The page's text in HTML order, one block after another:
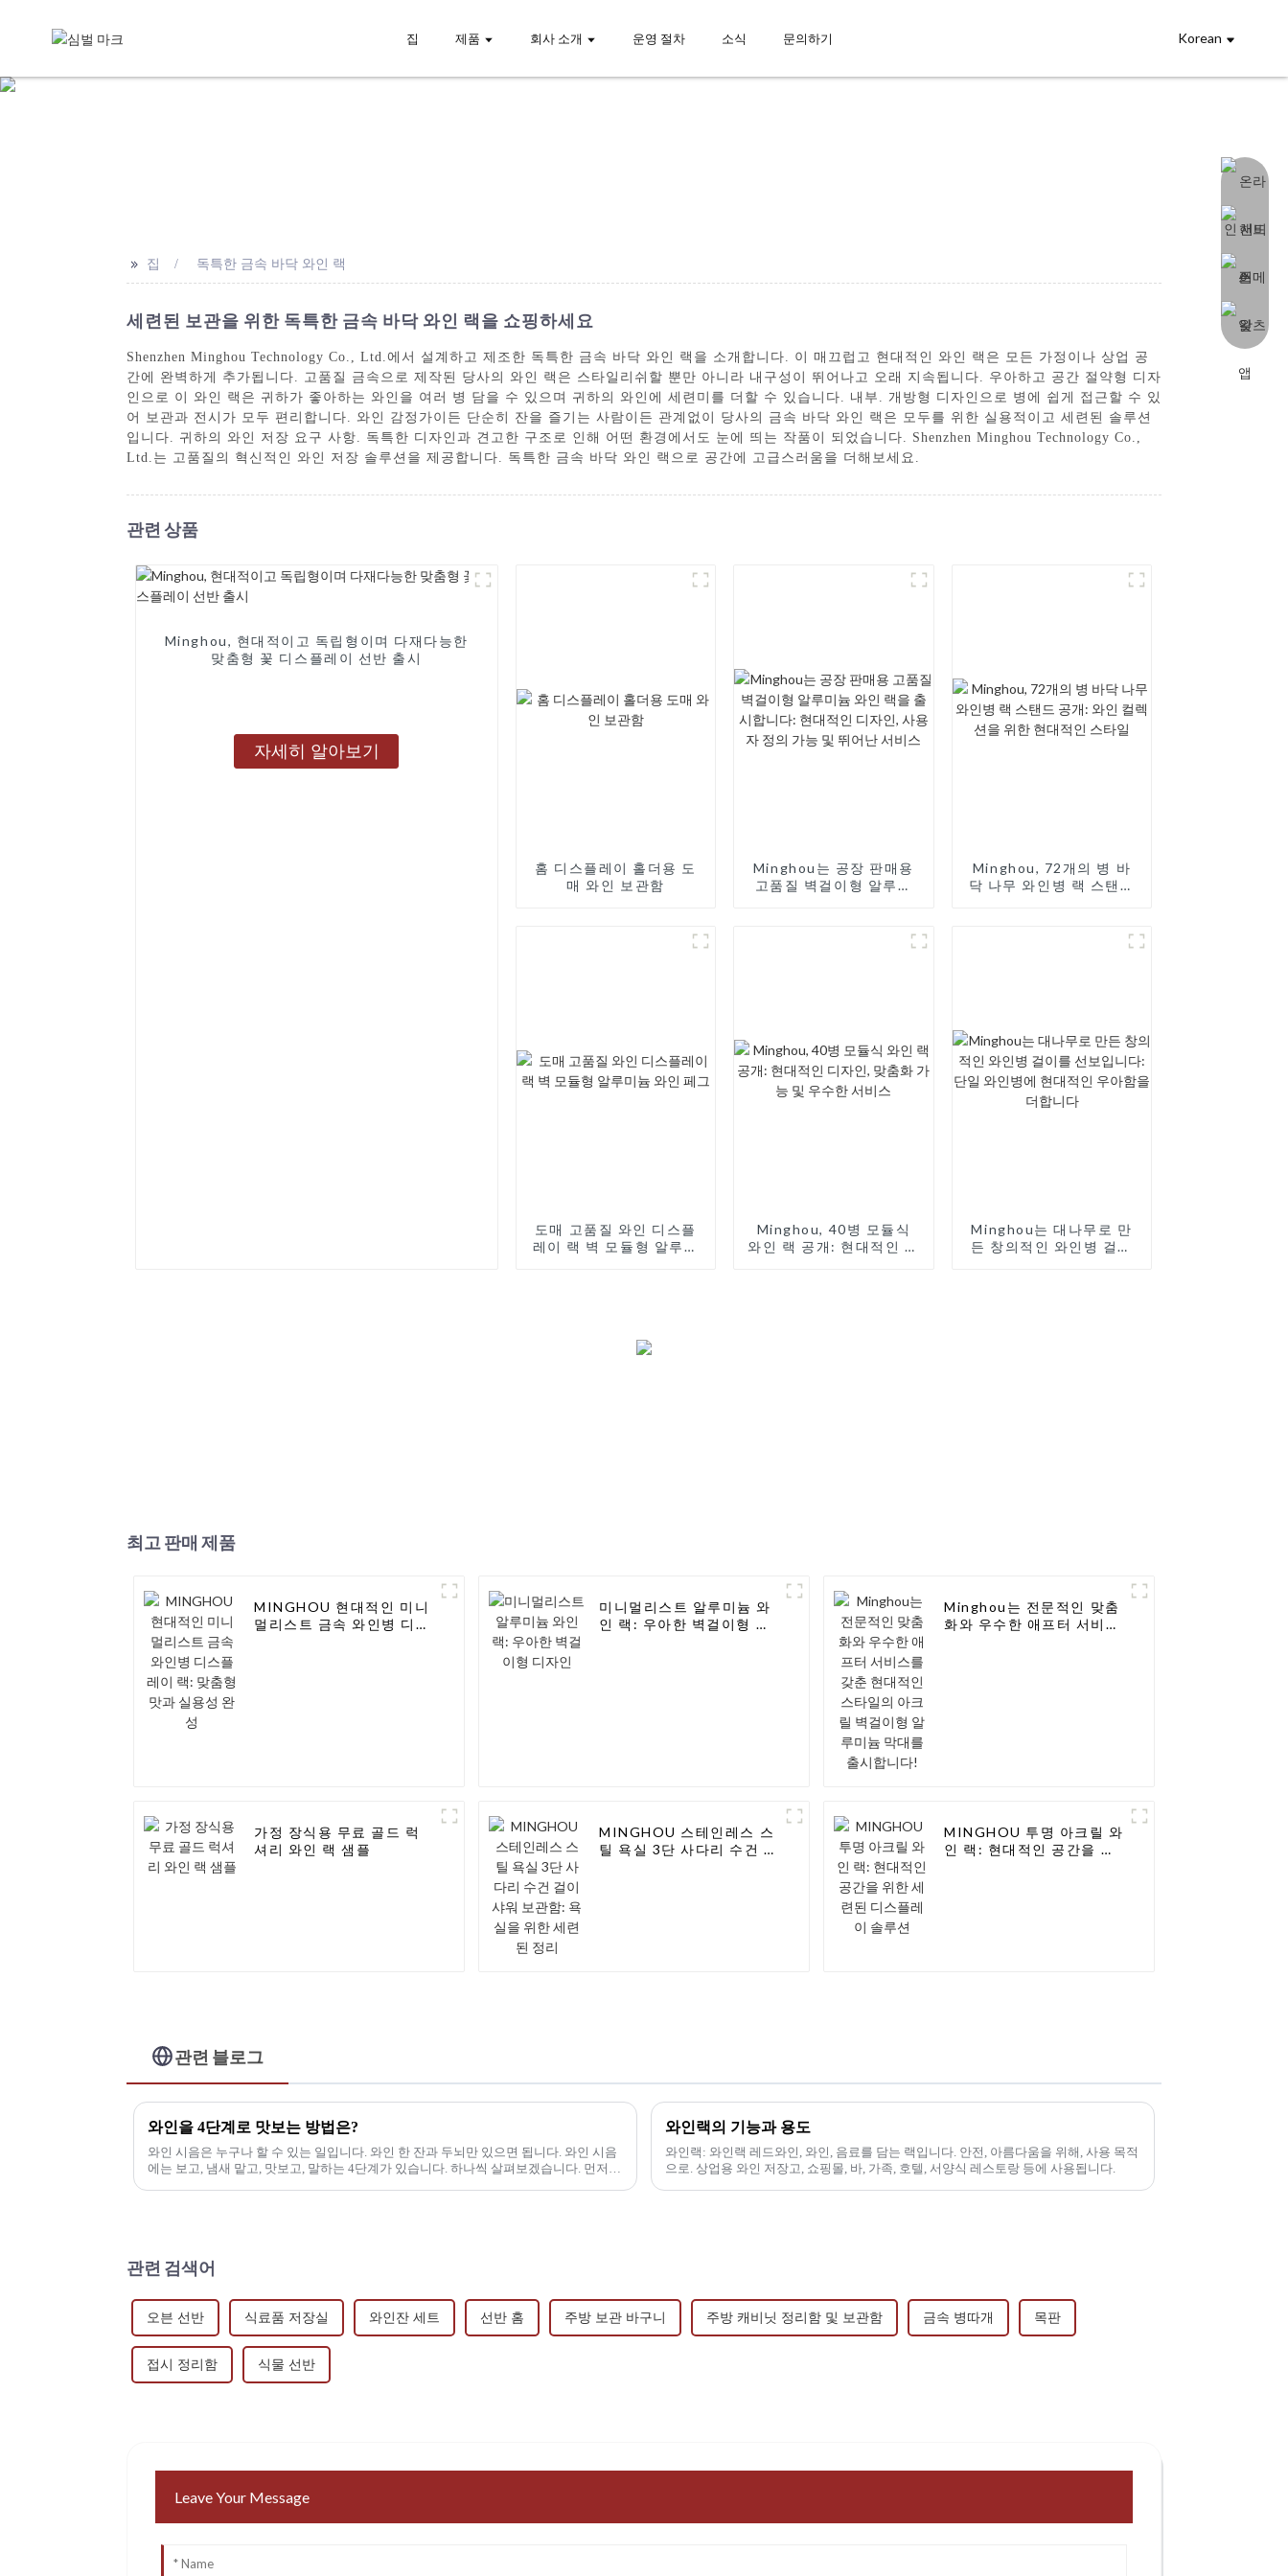
집 제품 회사 소개 운영 절차 소식 문의하기 Korean
>> 집 독특한 금속 바닥 와인 랙
세련된 보관을 위한 독특한 금속 바닥 와인 랙을 쇼핑하세요
Shenzhen Minghou Technology Co., Ltd.에서 설계하고 제조한 독특한 금속 바닥 와인 랙을 소개합니다. 이 매끄럽고 현대적인 와인 랙은 모든 가정이나 상업 공
간에 완벽하게 추가됩니다. 고품질 금속으로 제작된 당사의 와인 랙은 스타일리쉬할 뿐만 아니라 내구성이 뛰어나고 오래 지속됩니다. 우아하고 공간 절약형 디자
인으로 이 와인 랙은 귀하가 좋아하는 와인을 여러 병 담을 수 있으며 귀하의 와인에 세련미를 더할 수 있습니다. 내부. 개방형 디자인으로 병에 쉽게 접근할 수 있
어 보관과 전시가 모두 편리합니다. 와인 감정가이든 단순히 잔을 즐기는 사람이든 관계없이 당사의 금속 바닥 와인 랙은 모두를 위한 실용적이고 세련된 솔루션
입니다. 귀하의 와인 저장 요구 사항. 독특한 디자인과 견고한 구조로 인해 어떤 환경에서도 눈에 띄는 작품이 되었습니다. Shenzhen Minghou Technology Co.,
Ltd.는 고품질의 혁신적인 와인 저장 솔루션을 제공합니다. 독특한 금속 바닥 와인 랙으로 공간에 고급스러움을 더해보세요.
관련 상품
Minghou, 현대적이고 독립형이며 다재다능한
맞춤형 꽃 디스플레이 선반 출시
자세히 알아보기
홈 디스플레이 홀더용 도
매 와인 보관함
Minghou는 공장 판매용
고품질 벽걸이형 알루미
정의 가능 및 뛰어난 서비
Minghou, 72개의 병 바
닥 나무 와인병 랙 스탠드
도매 고품질 와인 디스플
레이 랙 벽 모듈형 알루미
Minghou, 40병 모듈식
와인 랙 공개: 현대적인 디
Minghou는 대나무로 만
든 창의적인 와인병 걸이
최고 판매 제품
MINGHOU 현대적인 미니
멀리스트 금속 와인병 디스
미니멀리스트 알루미늄 와
인 랙: 우아한 벽걸이형 디
Minghou는 전문적인 맞춤
화와 우수한 애프터 서비스
가정 장식용 무료 골드 럭
셔리 와인 랙 샘플
MINGHOU 스테인레스 스
틸 욕실 3단 사다리 수건 걸
MINGHOU 투명 아크릴 와
인 랙: 현대적인 공간을 위
관련 블로그
와인을 4단계로 맛보는 방법은?
와인 시음은 누구나 할 수 있는 일입니다. 와인 한 잔과 두뇌만 있으면 됩니다. 와인 시음
에는 보고, 냄새 맡고, 맛보고, 말하는 4단계가 있습니다. 하나씩 살펴보겠습니다. 먼저
와인랙의 기능과 용도
와인랙: 와인랙 레드와인, 와인, 음료를 담는 랙입니다. 안전, 아름다움을 위해, 사용 목적
으로. 상업용 와인 저장고, 쇼핑몰, 바, 가족, 호텔, 서양식 레스토랑 등에 사용됩니다.
관련 검색어
오븐 선반 식료품 저장실 와인잔 세트 선반 홈 주방 보관 바구니 주방 캐비닛 정리함 및 보관함 금속 병따개 목판
접시 정리함 식물 선반
Leave Your Message